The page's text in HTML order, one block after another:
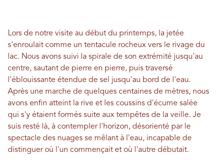
Lors de notre visite au début du printemps, la jetée
s'enroulait comme un tentacule rocheux vers le rivage du
lac. Nous avons suivi la spirale de son extrémité jusqu'au
centre, sautant de pierre en pierre, puis traversé
l'éblouissante étendue de sel jusqu'au bord de l'eau.
Après une marche de quelques centaines de mètres, nous
avons enfin atteint la rive et les coussins d'écume salée
qui s'y étaient formés suite aux tempêtes de la veille. Je
suis resté là, à contempler l'horizon, désorienté par le
spectacle des nuages ​​se mêlant à l'eau, incapable de
distinguer où l'un commençait et où l'autre débutait.